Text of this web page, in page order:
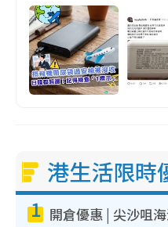
港生活限時
1